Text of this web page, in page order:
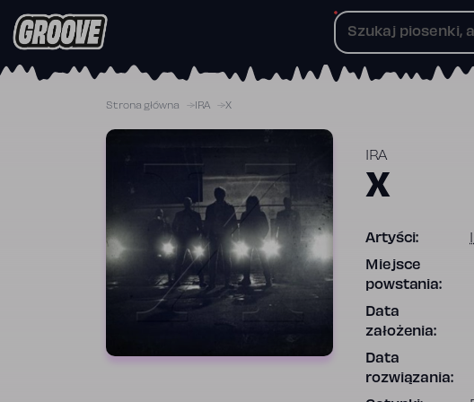
Przejdź
do
treści
Strona główna IRA X
IRA
X
Artyści:
Miejsce
powstania:
Data
założenia:
Data
rozwiązania: